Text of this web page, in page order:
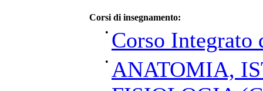
Corsi di insegnamento:
• Corso Integrato
• ANATOMIA,